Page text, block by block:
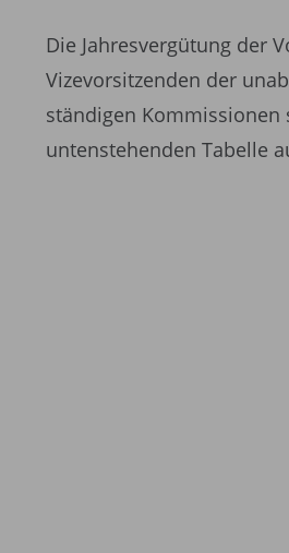
Die Jahresvergütung der
Vizevorsitzenden der
ständigen Kommissionen
untenstehenden Tabelle